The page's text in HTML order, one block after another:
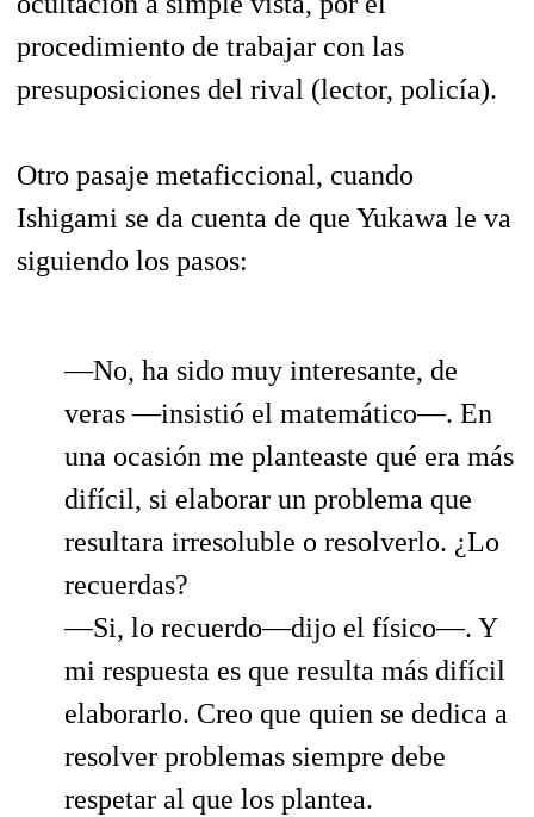
procedimiento de trabajar con las
presuposiciones del rival (lector, policía).
Otro pasaje metaficcional, cuando
Ishigami se da cuenta de que Yukawa le va
siguiendo los pasos:
—No, ha sido muy interesante, de
veras —insistió el matemático—. En
una ocasión me planteaste qué era más
difícil, si elaborar un problema que
resultara irresoluble o resolverlo. ¿Lo
recuerdas?
—Si, lo recuerdo—dijo el físico—. Y
mi respuesta es que resulta más difícil
elaborarlo. Creo que quien se dedica a
resolver problemas siempre debe
respetar al que los plantea.